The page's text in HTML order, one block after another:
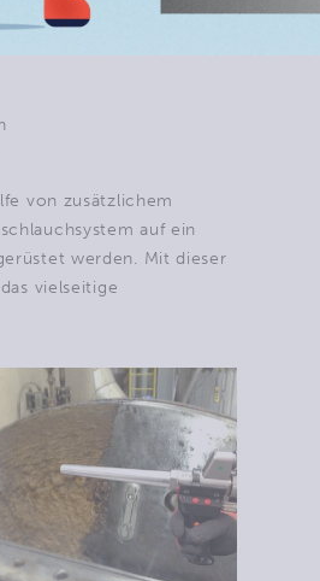
die
von zusätzlichem
auf ein
werden. Mit dieser
vielseitige